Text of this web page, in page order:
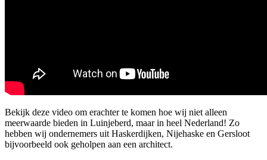
Bekijk deze video om erachter te komen hoe wij niet alleen
meerwaarde bieden in Luinjeberd, maar in heel Nederland! Zo
hebben wij ondernemers uit Haskerdijken, Nijehaske en Gersloot
bijvoorbeeld ook geholpen aan een architect.